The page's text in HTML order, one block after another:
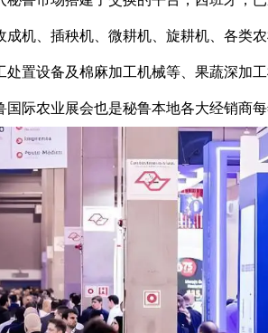
机、插秧机、微耕机、旋耕机、各类
置设备及棉麻加工机械等、果蔬深加
际农业展会也是秘鲁本地各大经销商